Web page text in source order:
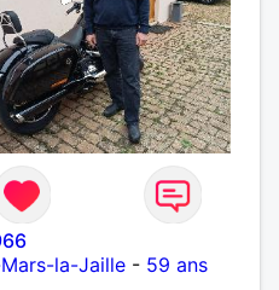
la-Jaille - 59 ans